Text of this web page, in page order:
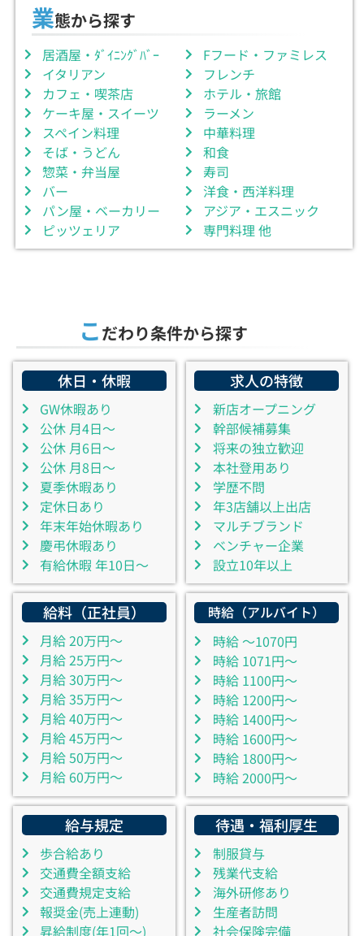
業態から探す
居酒屋・ﾀﾞｲﾆﾝｸﾞﾊﾞｰ
イタリアン
カフェ・喫茶店
ケーキ屋・スイーツ
スペイン料理
そば・うどん
惣菜・弁当屋
バー
パン屋・ベーカリー
ピッツェリア
Fフード・ファミレス
フレンチ
ホテル・旅館
ラーメン
中華料理
和食
寿司
洋食・西洋料理
アジア・エスニック
専門料理 他
こだわり条件から探す
休日・休暇
GW休暇あり
公休 月4日～
公休 月6日～
公休 月8日～
夏季休暇あり
定休日あり
年末年始休暇あり
慶弔休暇あり
有給休暇 年10日～
求人の特徴
新店オープニング
幹部候補募集
将来の独立歓迎
本社登用あり
学歴不問
年3店舗以上出店
マルチブランド
ベンチャー企業
設立10年以上
給料（正社員）
月給 20万円～
月給 25万円～
月給 30万円～
月給 35万円～
月給 40万円～
月給 45万円～
月給 50万円～
月給 60万円～
時給（アルバイト）
時給 ～1070円
時給 1071円～
時給 1100円～
時給 1200円～
時給 1400円～
時給 1600円～
時給 1800円～
時給 2000円～
給与規定
歩合給あり
交通費全額支給
交通費規定支給
報奨金(売上連動)
昇給制度(年1回～)
待遇・福利厚生
制服貸与
残業代支給
海外研修あり
生産者訪問
社会保険完備